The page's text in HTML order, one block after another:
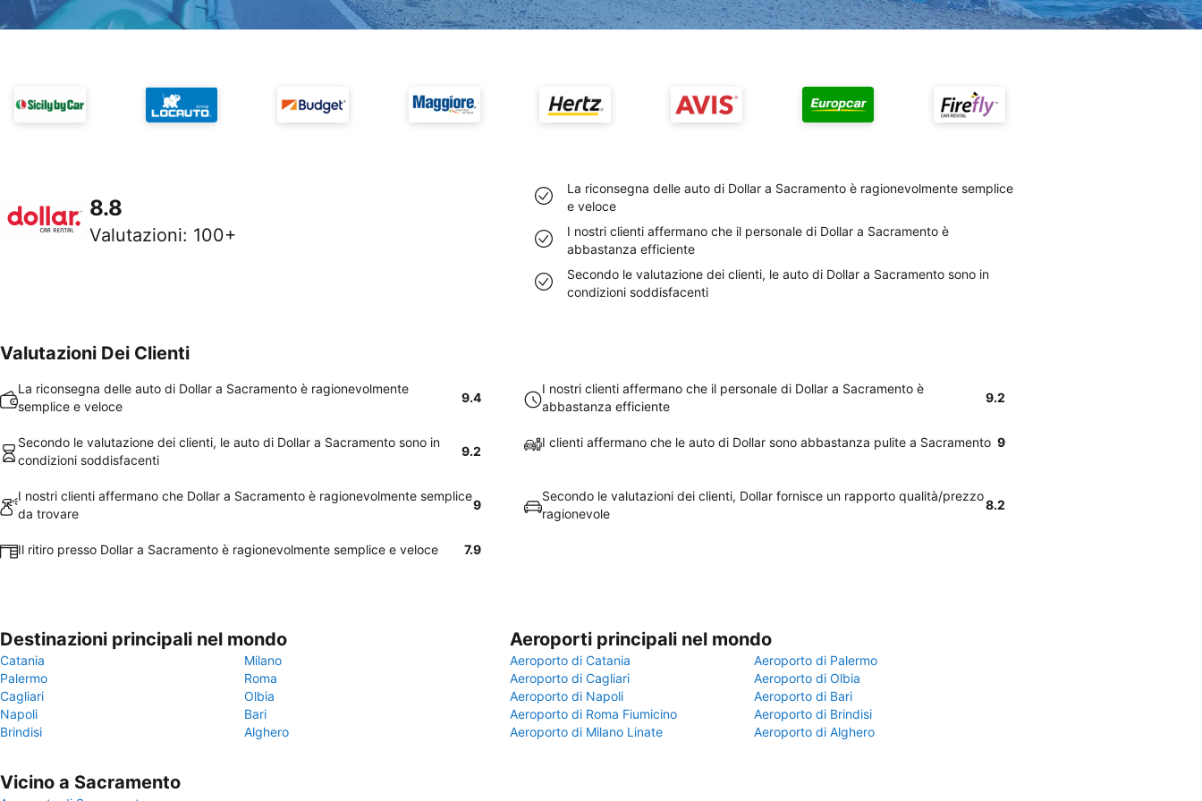
8.8
Valutazioni: 100+
La riconsegna delle auto di Dollar a Sacramento è ragionevolmente semplice
e veloce
I nostri clienti affermano che il personale di Dollar a Sacramento è
abbastanza efficiente
Secondo le valutazione dei clienti, le auto di Dollar a Sacramento sono in
condizioni soddisfacenti
Valutazioni Dei Clienti
La riconsegna delle auto di Dollar a Sacramento è ragionevolmente
semplice e veloce
9.4
I nostri clienti affermano che il personale di Dollar a Sacramento è
abbastanza efficiente
9.2
Secondo le valutazione dei clienti, le auto di Dollar a Sacramento sono in
condizioni soddisfacenti
9.2
I clienti affermano che le auto di Dollar sono abbastanza pulite a Sacramento 9
I nostri clienti affermano che Dollar a Sacramento è ragionevolmente semplice
da trovare
9
Secondo le valutazioni dei clienti, Dollar fornisce un rapporto qualità/prezzo
ragionevole
8.2
Il ritiro presso Dollar a Sacramento è ragionevolmente semplice e veloce 7.9
Destinazioni principali nel mondo
Catania
Milano
Palermo
Roma
Cagliari
Olbia
Napoli
Bari
Brindisi
Alghero
Aeroporti principali nel mondo
Aeroporto di Catania
Aeroporto di Palermo
Aeroporto di Cagliari
Aeroporto di Olbia
Aeroporto di Napoli
Aeroporto di Bari
Aeroporto di Roma Fiumicino
Aeroporto di Brindisi
Aeroporto di Milano Linate
Aeroporto di Alghero
Vicino a Sacramento